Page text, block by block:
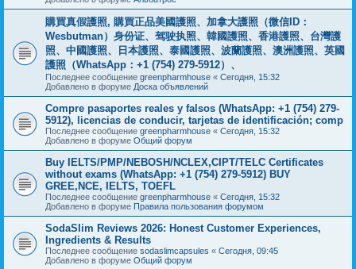
購買真假護照, 購買正品美國護照、加拿大護照（微信ID：
Wesbutman）身份证、驾驶执照、韓國護照、香港護照、台灣護
照、中國護照、日本護照、泰國護照、波蘭護照、澳洲護照、英國
護照（WhatsApp：+1 (754) 279-5912）、
Последнее сообщение greenpharmhouse « Сегодня, 15:32
Добавлено в форуме Доска объявлений
Compre pasaportes reales y falsos (WhatsApp: +1 (754) 279-
5912), licencias de conducir, tarjetas de identificación; comp
Последнее сообщение greenpharmhouse « Сегодня, 15:32
Добавлено в форуме Общий форум
Buy IELTS/PMP/NEBOSH/NCLEX,CIPT/TELC Certificates
without exams (WhatsApp: +1 (754) 279-5912) BUY
GREE,NCE, IELTS, TOEFL
Последнее сообщение greenpharmhouse « Сегодня, 15:32
Добавлено в форуме Правила пользования форумом
SodaSlim Reviews 2026: Honest Customer Experiences,
Ingredients & Results
Последнее сообщение sodaslimcapsules « Сегодня, 09:45
Добавлено в форуме Общий форум